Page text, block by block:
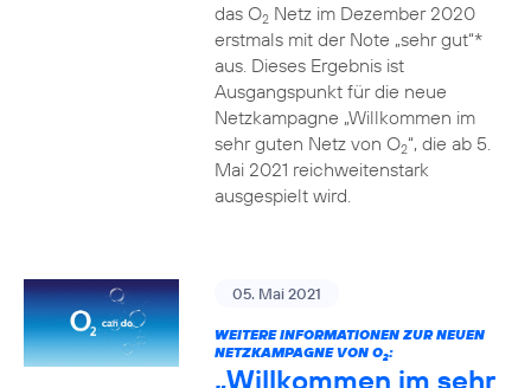
das O2Netz im Dezember 2020
erstmals mit der Note „sehr gut“*
aus. Dieses Ergebnis ist
Ausgangspunkt für die neue
Netzkampagne „Willkommen im
sehr guten Netz von O2“, die ab 5.
Mai 2021 reichweitenstark
ausgespielt wird.
05. Mai 2021
WEITERE INFORMATIONEN ZUR NEUEN
NETZKAMPAGNE VON O2:
„Willkommen im sehr